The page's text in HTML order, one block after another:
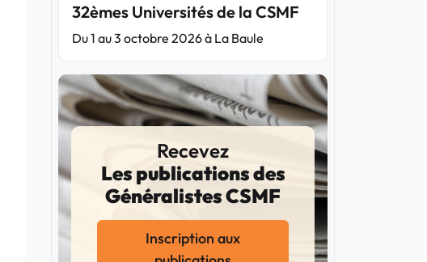
32èmes Universités de la CSMF
Du 1 au 3 octobre 2026 à La Baule
Recevez
Les publications des
Généralistes CSMF
Inscription aux